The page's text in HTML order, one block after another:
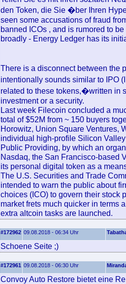
den Token, die Sie �ber Ihren
seen some accusations of fraud
banned ICOs , and is rumored to
broadly - Energy Ledger has its
There is a disconnect between the
intentionally sounds similar to IPO
related to these tokens,�written in
investment or a security.
Last week Filecoin concluded a
total of $52M from ~ 150 buyers
Horowitz, Union Square Ventures,
individual high-profile Silicon
Public Providing, by which an
Nasdaq, the San Francisco-based
its personal digital token as a
The U.S. Securities and Trade
intended to warn the public about
choices (ICO) to govern their stock
market frets much quicker in terms
extra altcoin tasks are launched.
#172962 09.08.2018 - 06:34 Uhr
Schoene Seite ;)
#172961 09.08.2018 - 06:30 Uhr
Convoy Auto Restore bietet eine